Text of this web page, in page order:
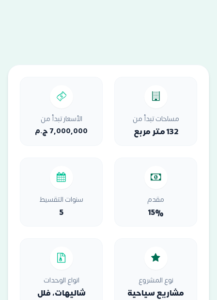
مساحات تبدأ من
132 متر مربع
الأسعار تبدأ من
7,000,000 ج.م
مقدم
15%
سنوات التقسيط
5
نوع المشروع
مشاريع سياحية
انواع الوحدات
شاليهات، فلل